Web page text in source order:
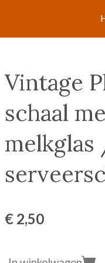
Vintage
schaal
€ 2,50